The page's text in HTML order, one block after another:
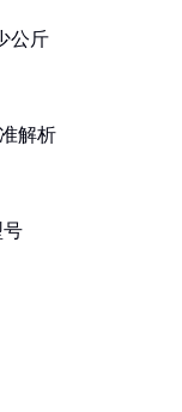
公斤
解析
号